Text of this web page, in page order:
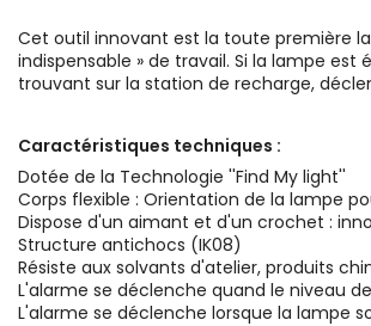
Cet outil innovant est la toute première
indispensable » de travail. Si la lampe
trouvant sur la station de recharge,
Caractéristiques techniques :
Dotée de la Technologie ''Find My light''
Corps flexible : Orientation de la lampe
Dispose d'un aimant et d'un crochet :
Structure antichocs (IK08)
Résiste aux solvants d'atelier, produits
L'alarme se déclenche quand le niveau
L'alarme se déclenche lorsque la lampe